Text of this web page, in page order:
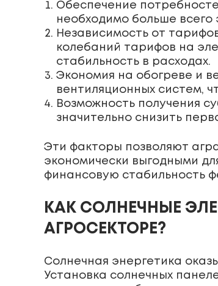
Обеспечение
необходимо больше всего
Независимость от
колебаний тарифов на
стабильность в расходах.
Экономия на обогреве и
вентиляционных систем,
Возможность получения
значительно снизить
Эти факторы позволяют
экономически выгодными
финансовую стабильность
КАК СОЛНЕЧНЫЕ
АГРОСЕКТОРЕ?
Солнечная энергетика
Установка солнечных